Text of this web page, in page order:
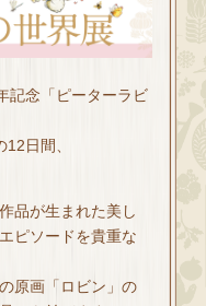
記念「ピーターラビ
日間、
品が生まれた美し
ピソードを貴重な
原画「ロビン」の